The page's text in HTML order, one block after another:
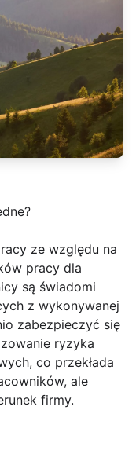
ze względu na
pracy dla
są świadomi
z wykonywanej
zabezpieczyć się
ryzyka
co przekłada
ale
firmy.